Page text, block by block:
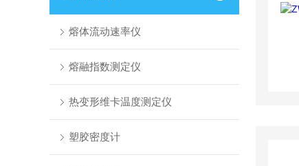
熔体流动速率仪
熔融指数测定仪
热变形维卡温度测定仪
塑胶密度计